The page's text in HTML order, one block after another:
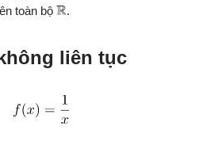
toàn bộ .
liên tục